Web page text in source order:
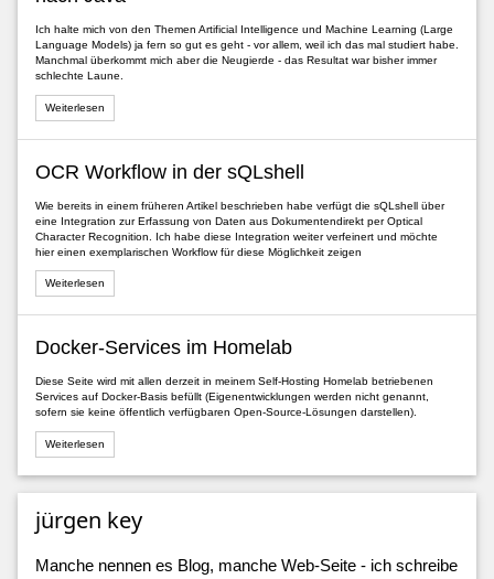
Ich halte mich von den Themen Artificial Intelligence und Machine Learning (Large
Language Models) ja fern so gut es geht - vor allem, weil ich das mal studiert habe.
Manchmal überkommt mich aber die Neugierde - das Resultat war bisher immer
schlechte Laune.
Weiterlesen
OCR Workflow in der sQLshell
Wie bereits in einem früheren Artikel beschrieben habe verfügt die sQLshell über
eine Integration zur Erfassung von Daten aus Dokumentendirekt per Optical
Character Recognition. Ich habe diese Integration weiter verfeinert und möchte
hier einen exemplarischen Workflow für diese Möglichkeit zeigen
Weiterlesen
Docker-Services im Homelab
Diese Seite wird mit allen derzeit in meinem Self-Hosting Homelab betriebenen
Services auf Docker-Basis befüllt (Eigenentwicklungen werden nicht genannt,
sofern sie keine öffentlich verfügbaren Open-Source-Lösungen darstellen).
Weiterlesen
jürgen key
Manche nennen es Blog, manche Web-Seite - ich schreibe